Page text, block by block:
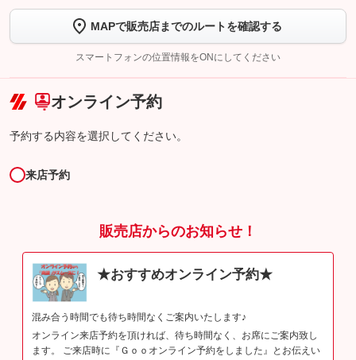
トーク画面で
ボタンをタップして問い合わせを
完了してください。
こちら
MAPで販売店までのルートを確認する
スマートフォンの位置情報をONにしてください
オンライン予約
予約する内容を選択してください。
来店予約
販売店からのお知らせ！
★おすすめオンライン予約★
混み合う時間でも待ち時間なくご案内いたします♪
オンライン来店予約を頂ければ、待ち時間なく、お席にご案内致し
ます。 ご来店時に『Ｇｏｏオンライン予約をしました』とお伝えい